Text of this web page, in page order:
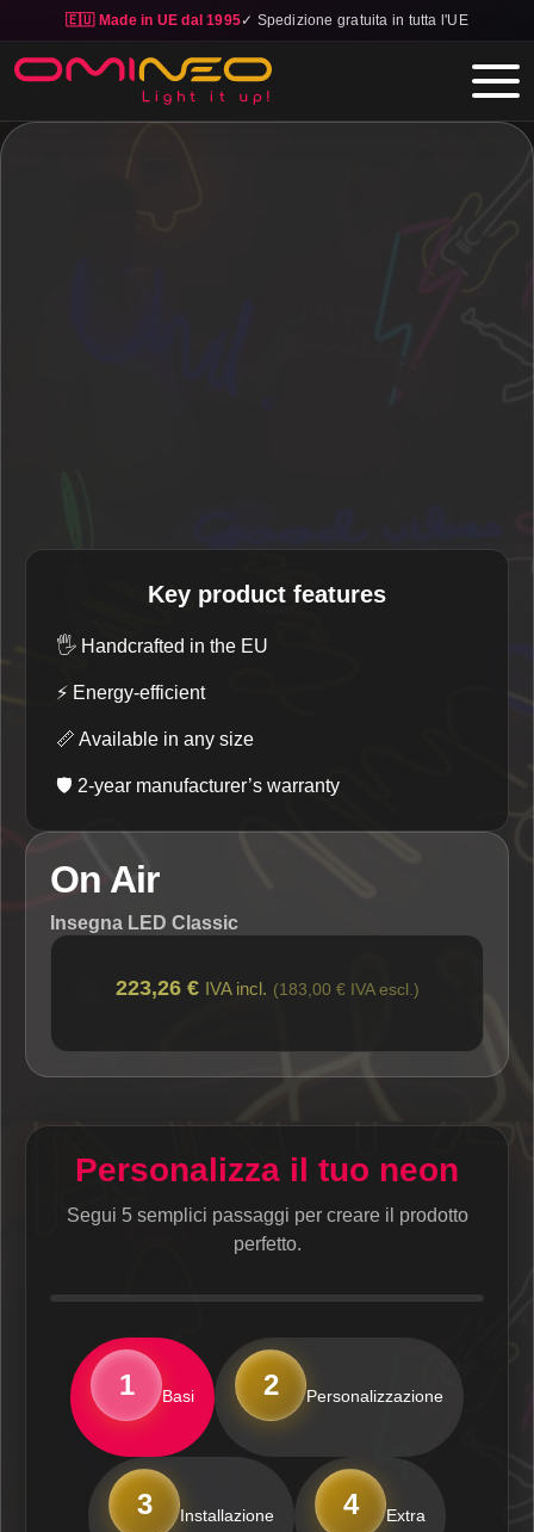
🇪🇺 Made in UE dal 1995✓ Spedizione gratuita in tutta l'UE
Skip to main content
Key product features
🖐️ Handcrafted in the EU
⚡ Energy-efficient
📏 Available in any size
🛡️ 2-year manufacturer’s warranty
On Air
Insegna LED Classic
223,26 € IVA incl. (183,00 € IVA escl.)
Personalizza il tuo neon
Segui 5 semplici passaggi per creare il prodotto
perfetto.
1 Basi 2 Personalizzazione
3 Installazione 4 Extra